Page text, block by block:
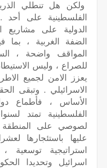
ولكن هل تنطلي
الفلسطينية على
الدولية على مشاريع
الضفة الغربية ، بما
المواقف واضحة ،
للصراع ، وليس
يعزز الامن لجميع
الاسرائيلي . وتبقى
الأساس ، فأطماع
الفلسطينية تمتد
لصوصي على المنطقة
عليها باستئجارها
استراتيجية
اسرائيل وتحديدا